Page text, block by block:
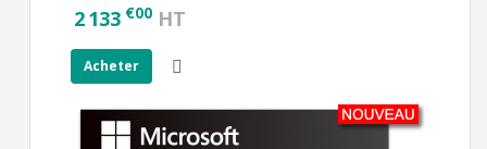
2 133 €00 HT
Acheter